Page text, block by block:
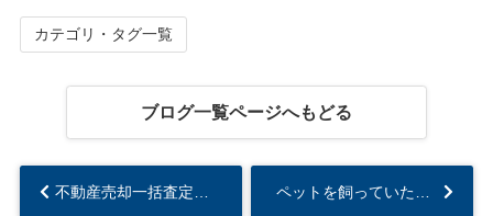
カテゴリ・タグ一覧
ブログ一覧ページへもどる